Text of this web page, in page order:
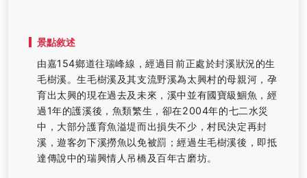
景點敘述
由嘉154鄉道往瑞峰線，經過目前正處於封溪狀況的生
毛樹溪。生毛樹溪及其支流野溪為太興村的母親河，孕
育出太興的現在過去及未來，溪中並有國寶級鯝魚，經
過1年的護溪後，魚類繁生，卻在2004年的七二水災
中，大部分護育魚溢堤而出損失不少，村民決定再封
溪，遊客勿下溪撈魚以免被罰；經過生毛樹溪後，即抵
達傳說中的瑞興情人吊橋及百年古磨坊。